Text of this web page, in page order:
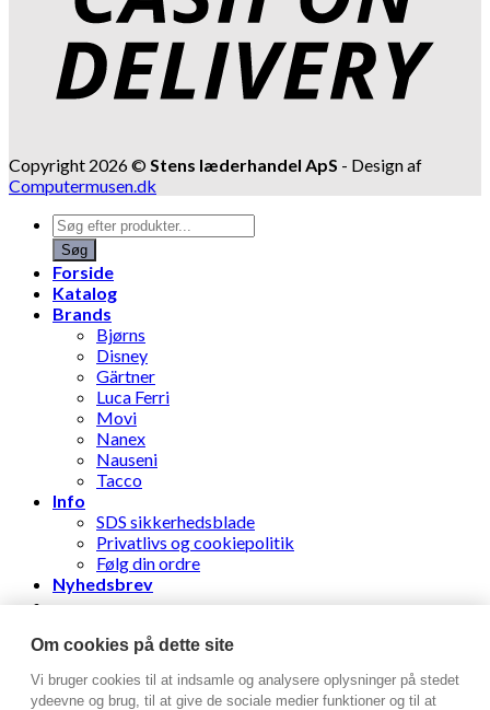
Copyright 2026 © Stens læderhandel ApS - Design af
Computermusen.dk
Products
search
Søg
Forside
Katalog
Brands
Bjørns
Disney
Gärtner
Luca Ferri
Movi
Nanex
Nauseni
Tacco
Info
SDS sikkerhedsblade
Privatlivs og cookiepolitik
Følg din ordre
Nyhedsbrev
Log ind
Om cookies på dette site
Vi bruger cookies til at indsamle og analysere oplysninger på stedet
ydeevne og brug, til at give de sociale medier funktioner og til at